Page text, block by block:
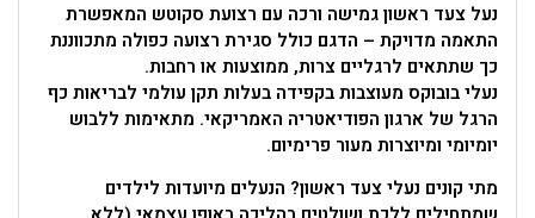
נעל צעד ראשון גמישה ורכה עם רצועת סקוטש המאפשרת
התאמה מדויקת – הדגם כולל סגירת רצועה כפולה מתכווננת
כך שתתאים לרגליים צרות, ממוצעות או רחבות.
נעלי בובוקס מעוצבות בקפידה בעלות תקן עולמי לבריאות כף
הרגל של ארגון הפודיאטריה האמריקאי. מתאימות ללבוש
יומיומי ומיוצרות מעור פרימיום.
מתי קונים נעלי צעד ראשון? הנעלים מיועדות לילדים